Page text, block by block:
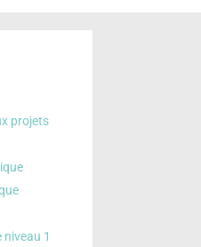
projets
1